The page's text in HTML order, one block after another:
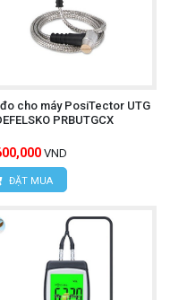
cho máy PosiTector UTG
PRBUTGCX
VND
ĐẶT MUA